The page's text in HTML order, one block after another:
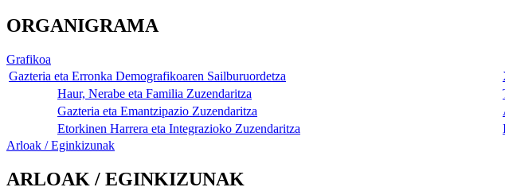
ORGANIGRAMA
Grafikoa
Gazteria eta Erronka Demografikoaren Sailburuordetza
Haur, Nerabe eta Familia Zuzendaritza
Gazteria eta Emantzipazio Zuzendaritza
Etorkinen Harrera eta Integrazioko Zuzendaritza
Arloak / Eginkizunak
ARLOAK / EGINKIZUNAK